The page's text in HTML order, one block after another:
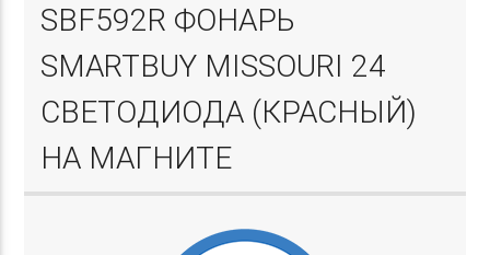
SBF592R ФОНАРЬ
SMARTBUY MISSOURI 24
СВЕТОДИОДА (КРАСНЫЙ)
НА МАГНИТЕ